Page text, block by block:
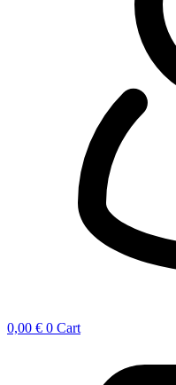
0,00 € 0 Cart